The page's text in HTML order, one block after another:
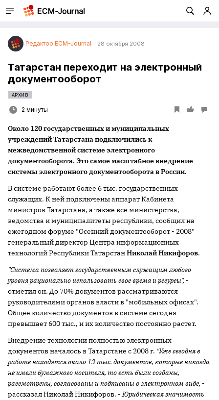
Редактор ECM-Journal 28 октября 2008
Татарстан переходит на электронный
документооборот
АРХИВ
2 минуты
Около 120 государственных и муниципальных
учреждений Татарстана подключились к
межведомственной системе электронного
документооборота. Это самое масштабное внедрение
системы электронного документооборота в России.
В системе работают более 6 тыс. государственных
служащих. К ней подключены аппарат Кабинета
министров Татарстана, а также все министерства,
ведомства и муниципалитеты республики, сообщил на
ежегодном форуме "Осенний документооборот - 2008"
генеральный директор Центра информационных
технологий Республики ТатарстанНиколай Никифоров.
"Система позволяет государственным служащим любого
уровня рационально использовать свое время и ресурсы", -
отметил он. До 70% документов рассматриваются
руководителями органов власти в "мобильных офисах".
Общее количество документов в системе сегодня
превышает 600 тыс., и их количество постоянно растет.
Внедрение технологии полностью электронных
документов началось в Татарстане с2008 г. "Уже сегодня в
работе находятся около 13 тыс. документов, которые никогда
не имели бумажного носителя, то есть были созданы,
рассмотрены, согласованы и подписаны в электронном виде, -
рассказал Николай Никифоров. -Юридическая значимость